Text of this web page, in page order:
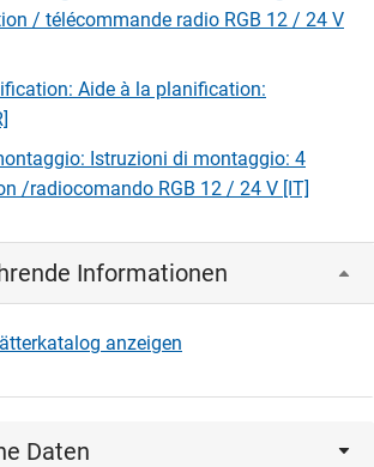
/ télécommande radio RGB 12 / 24 V
Aide à la planification:
Istruzioni di montaggio: 4
/radiocomando RGB 12 / 24 V [IT]
Informationen
anzeigen
Daten